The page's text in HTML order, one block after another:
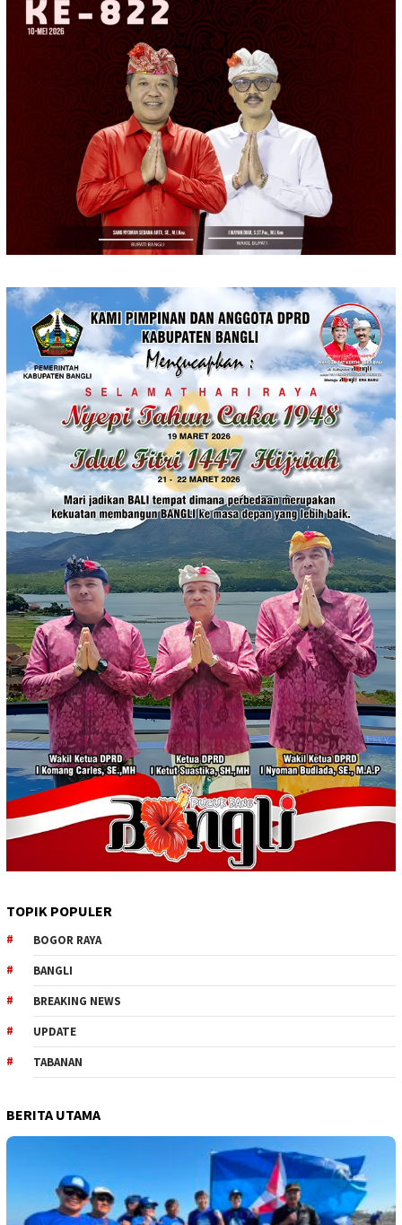
TOPIK POPULER
BOGOR RAYA
BANGLI
BREAKING NEWS
UPDATE
TABANAN
BERITA UTAMA